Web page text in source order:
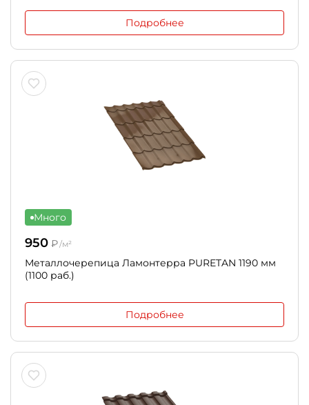
Подробнее
Много
950 ₽/м²
Металлочерепица Ламонтерра PURETAN 1190 мм
(1100 раб.)
Подробнее